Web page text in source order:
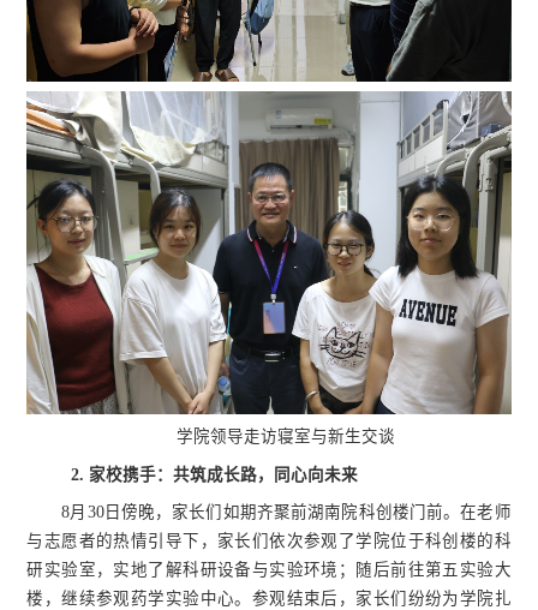
学院领导走访寝室与新生交谈
2. 家校携手：共筑成长路，同心向未来
8月30日傍晚，家长们如期齐聚前湖南院科创楼门前。在老师
与志愿者的热情引导下，家长们依次参观了学院位于科创楼的科
研实验室，实地了解科研设备与实验环境；随后前往第五实验大
楼，继续参观药学实验中心。参观结束后，家长们纷纷为学院扎